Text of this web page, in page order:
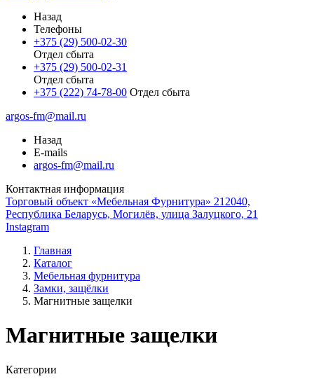
Назад
Телефоны
+375 (29) 500-02-30
Отдел сбыта
+375 (29) 500-02-31
Отдел сбыта
+375 (222) 74-78-00 Отдел сбыта
argos-fm@mail.ru
Назад
E-mails
argos-fm@mail.ru
Контактная информация
Торговый объект «Мебельная Фурнитура» 212040,
Республика Беларусь, Могилёв, улица Залуцкого, 21
Instagram
Главная
Каталог
Мебельная фурнитура
Замки, защёлки
Магнитные защелки
Магнитные защелки
Категории